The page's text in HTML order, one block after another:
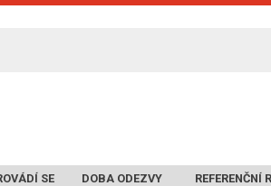
SE DOBA ODEZVY REFERENČNÍ